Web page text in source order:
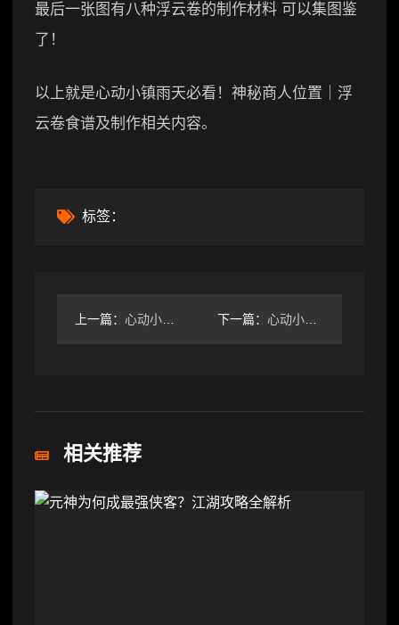
最后一张图有八种浮云卷的制作材料 可以集图鉴
了！
以上就是心动小镇雨天必看！神秘商人位置｜浮
云卷食谱及制作相关内容。
标签：
上一篇： 心动小镇心动小镇全食谱售价成本图鉴指南！ 下一篇： 心动小镇隐藏任务“啊噜的宝藏”
相关推荐